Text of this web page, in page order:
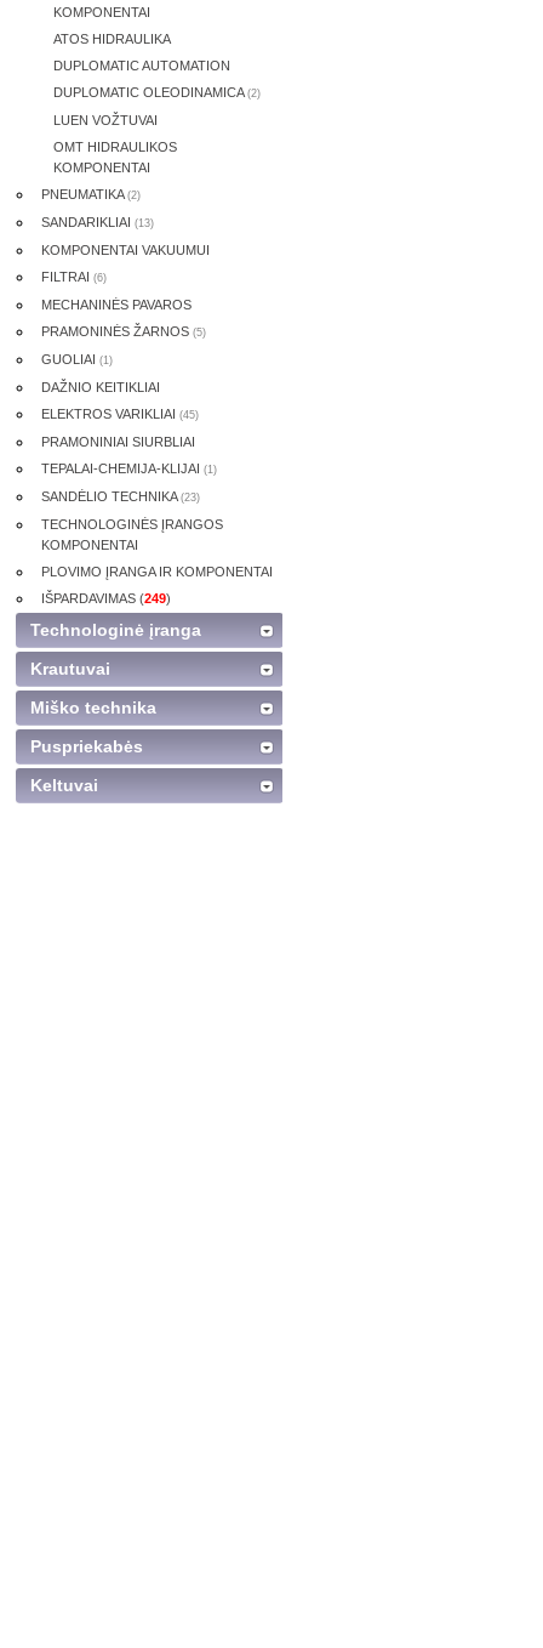
KOMPONENTAI
ATOS HIDRAULIKA
DUPLOMATIC AUTOMATION
DUPLOMATIC OLEODINAMICA (2)
LUEN VOŽTUVAI
OMT HIDRAULIKOS
KOMPONENTAI
PNEUMATIKA (2)
SANDARIKLIAI (13)
KOMPONENTAI VAKUUMUI
FILTRAI (6)
MECHANINĖS PAVAROS
PRAMONINĖS ŽARNOS (5)
GUOLIAI (1)
DAŽNIO KEITIKLIAI
ELEKTROS VARIKLIAI (45)
PRAMONINIAI SIURBLIAI
TEPALAI-CHEMIJA-KLIJAI (1)
SANDĖLIO TECHNIKA (23)
TECHNOLOGINĖS ĮRANGOS
KOMPONENTAI
PLOVIMO ĮRANGA IR KOMPONENTAI
IŠPARDAVIMAS (249)
Technologinė įranga
Krautuvai
Miško technika
Puspriekabės
Keltuvai